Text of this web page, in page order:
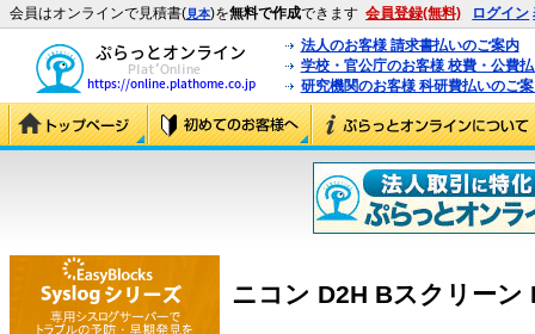
会員はオンラインで見積書(見本)を無料で作成できます 会員登録(無料) ログイン
法人のお客様 請求書払いのご案内
学校・官公庁のお客様 校費・公費
研究機関のお客様 科研費払いのご
ニコン D2H Bスクリーン